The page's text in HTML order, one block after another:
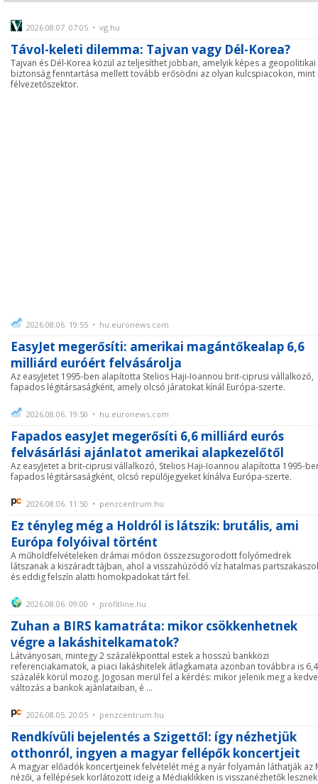
2026.08.07. 07:05 • vg.hu
Távol-keleti dilemma: Tajvan vagy Dél-Korea?
Tajvan és Dél-Korea közül az teljesíthet jobban, amelyik képes a geopolitikai
biztonság fenntartása mellett tovább erősödni az olyan kulcspiacokon, mint
félvezetőszektor.
2026.08.06. 19:55 • hu.euronews.com
EasyJet megerősíti: amerikai magántőkealap 6,6
milliárd euróért felvásárolja
Az easyJetet 1995-ben alapította Stelios Haji-Ioannou brit-ciprusi vállalkozó,
fapados légitársaságként, amely olcsó járatokat kínál Európa-szerte.
2026.08.06. 19:50 • hu.euronews.com
Fapados easyJet megerősíti 6,6 milliárd eurós
felvásárlási ajánlatot amerikai alapkezelőtől
Az easyJetet a brit-ciprusi vállalkozó, Stelios Haji-Ioannou alapította 1995-
fapados légitársaságként, olcsó repülőjegyeket kínálva Európa-szerte.
2026.08.06. 11:50 • penzcentrum.hu
Ez tényleg még a Holdról is látszik: brutális, ami
Európa folyóival történt
A műholdfelvételeken drámai módon összezsugorodott folyómedrek
látszanak a kiszáradt tájban, ahol a visszahúzódó víz hatalmas
és eddig felszín alatti homokpadokat tárt fel.
2026.08.06. 09:00 • profitline.hu
Zuhan a BIRS kamatráta: mikor csökkenhetnek
végre a lakáshitelkamatok?
Látványosan, mintegy 2 százalékponttal estek a hosszú bankközi
referenciakamatok, a piaci lakáshitelek átlagkamata azonban továbbra is 6,4
százalék körül mozog. Jogosan merül fel a kérdés: mikor jelenik meg a
változás a bankok ajánlataiban, é ...
2026.08.05. 20:05 • penzcentrum.hu
Rendkívüli bejelentés a Szigettől: így nézhetjük
otthonról, ingyen a magyar fellépők koncertjeit
A magyar előadók koncertjeinek felvételét még a nyár folyamán láthatják az
nézői, a fellépések korlátozott ideig a Médiaklikken is visszanézhetők